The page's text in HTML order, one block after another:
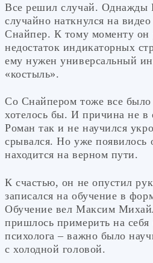
Все решил случай. Однажды
случайно наткнулся на видео
Снайпер. К тому моменту он
недостаток индикаторных
ему нужен универсальный
«костыль».
Со Снайпером тоже все было
хотелось бы. И причина не в
Роман так и не научился
срывался. Но уже
находится на верном пути.
К счастью, он не опустил
записался на обучение в
Обучение вел Максим
пришлось примерить на
психолога – важно было
с холодной головой.